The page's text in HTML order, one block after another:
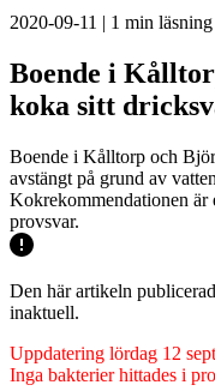
2020-09-11 | 1 min läsning
Boende i
koka sitt
Boende i Kålltorp och
avstängt på grund av
Kokrekommendationen är
provsvar.
Den här artikeln
inaktuell.
Uppdatering lördag 12
Inga bakterier hittades i